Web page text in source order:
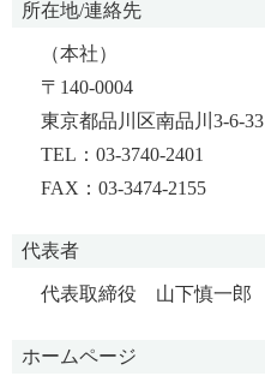
所在地/連絡先
（本社）
〒140-0004
東京都品川区南品川3-6-33
TEL：03-3740-2401
FAX：03-3474-2155
代表者
代表取締役 山下慎一郎
ホームページ